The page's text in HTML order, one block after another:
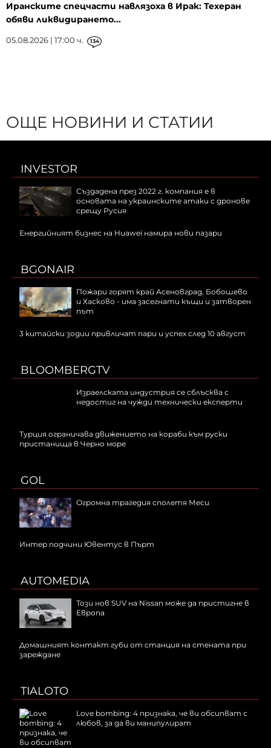
Иранските спецчасти навлязоха в Ирак: Техеран
обяви ликвидирането...
05.08.2026 | 17:00 ч. 134
ОЩЕ НОВИНИ И СТАТИИ
INVESTOR
Създадена през 2022 г. компания е в
основата на украинските атаки с дронове
срещу Русия
Енергийният бизнес на Huawei намира нови пазари
BGONAIR
Пожари горят край Асеновград, Бобошево
и Хасково - има засегнати къщи и затворен
път
3 китайски зодии привличат пари и успех след 10 август
BLOOMBERGTV
Израелската индустрия се сблъсква с
недостиг на чужди технически експерти
Турция ограничава движението на кораби към руски
пристанища в Черно море
GOL
Огромна трагедия сполетя Меси
Интер подчини Ювентус в Пърт
AUTOMEDIA
Този нов SUV на Nissan може да пристигне в
Европа
Домашният контакт губи от станция на стената при
зареждане
TIALOTO
Love bombing: 4 признака, че ви обсипват с
любов, за да ви манипулират